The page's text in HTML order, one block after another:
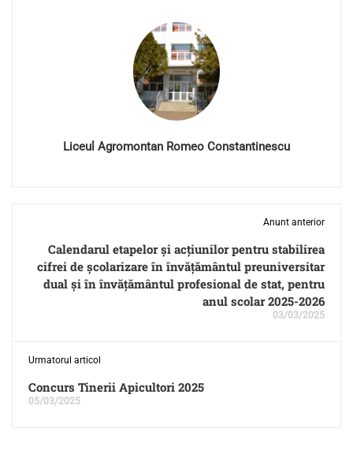
Liceul Agromontan Romeo Constantinescu
Anunt anterior
Calendarul etapelor și acțiunilor pentru stabilirea
cifrei de școlarizare în învățământul preuniversitar
dual și în învățământul profesional de stat, pentru
anul scolar 2025-2026
03/03/2025
Urmatorul articol
Concurs Tinerii Apicultori 2025
05/03/2025